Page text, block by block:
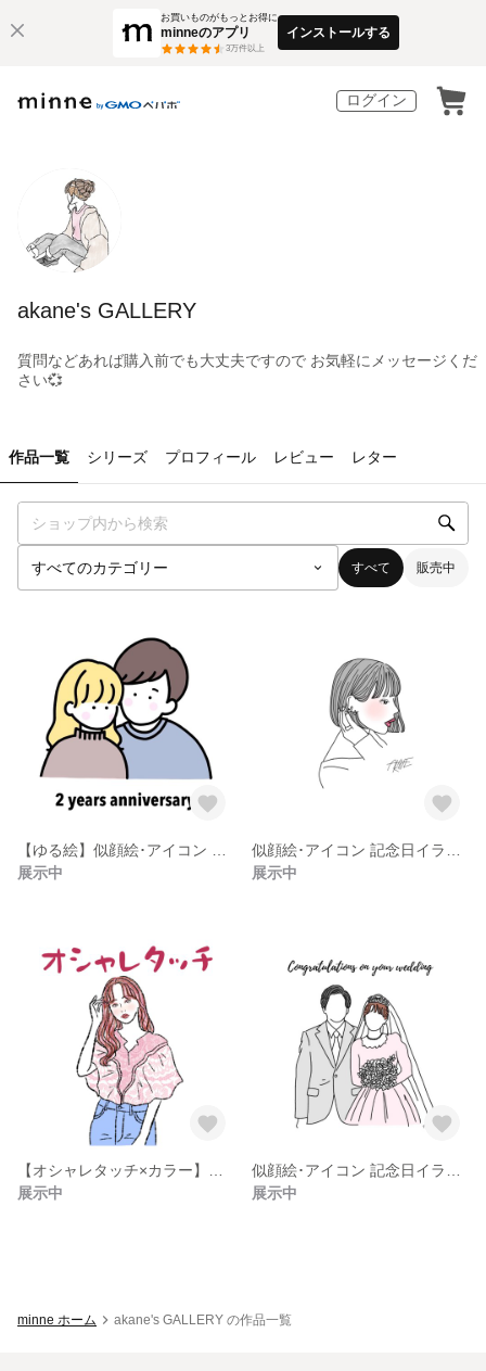
お買いものがもっとお得に
minneのアプリ
3万件以上
インストールする
ログイン
akane's GALLERY
質問などあれば購入前でも大丈夫ですので お気軽にメッセージくだ
さい💞
作品一覧 シリーズ プロフィール レビュー レター
すべて 販売中
展示中
展示中
展示中
展示中
minne ホーム akane's GALLERY の作品一覧